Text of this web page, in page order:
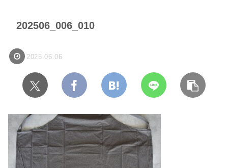
202506_006_010
2025.06.06